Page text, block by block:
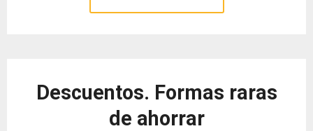
Descuentos. Formas raras
de ahorrar